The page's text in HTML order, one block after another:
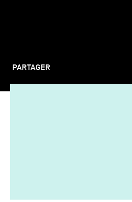
PARTAGER